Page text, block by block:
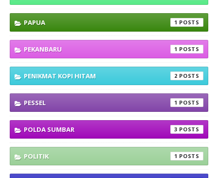
PAPUA 1
PEKANBARU 1
PENIKMAT KOPI HITAM 2
PESSEL 1
POLDA SUMBAR 3
POLITIK 1